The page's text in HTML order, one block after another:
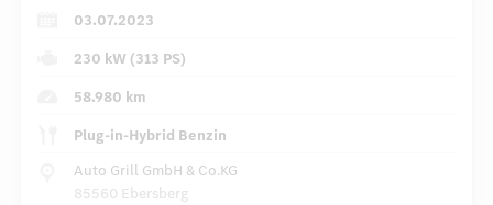
03.07.2023
230 kW (313 PS)
58.980 km
Plug-in-Hybrid Benzin
Auto Grill GmbH & Co.KG
85560 Ebersberg